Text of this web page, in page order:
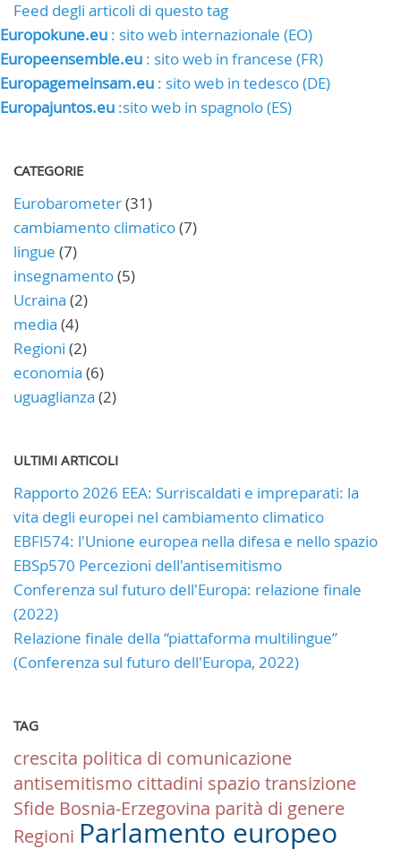
Feed degli articoli di questo tag
Europokune.eu : sito web internazionale (EO)
Europeensemble.eu : sito web in francese (FR)
Europagemeinsam.eu : sito web in tedesco (DE)
Europajuntos.eu :sito web in spagnolo (ES)
CATEGORIE
Eurobarometer(31)
cambiamento climatico(7)
lingue (7)
insegnamento(5)
Ucraina (2)
media (4)
Regioni (2)
economia (6)
uguaglianza (2)
ULTIMI ARTICOLI
Rapporto 2026 EEA: Surriscaldati e impreparati: la
vita degli europei nel cambiamento climatico
EBFl574: l'Unione europea nella difesa e nello spazio
EBSp570 Percezioni dell'antisemitismo
Conferenza sul futuro dell'Europa: relazione finale
(2022)
Relazione finale della “piattaforma multilingue”
(Conferenza sul futuro dell'Europa, 2022)
TAG
crescita politica di comunicazione
antisemitismo cittadini spazio transizione
Sfide Bosnia-Erzegovina parità di genere
Regioni Parlamento europeo